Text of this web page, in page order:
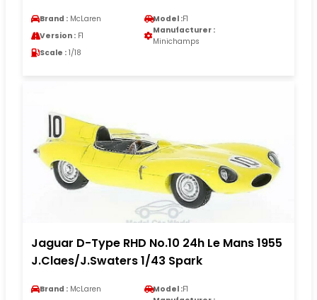
Brand : McLaren Model :F1
Version : F1
Manufacturer :
Minichamps
Scale : 1/18
Jaguar D-Type RHD No.10 24h Le Mans 1955
J.Claes/J.Swaters 1/43 Spark
Brand : McLaren Model :F1